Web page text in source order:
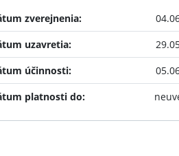
zverejnenia:
uzavretia:
účinnosti:
platnosti do: